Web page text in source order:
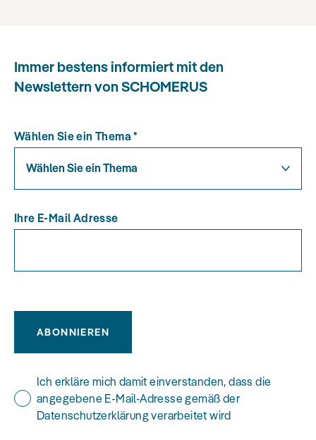
Immer bestens informiert mit den
Newslettern von SCHOMERUS
Wählen Sie ein Thema *
Wählen Sie ein Thema
Ihre E-Mail Adresse
ABONNIEREN
Ich erkläre mich damit einverstanden, dass die
angegebene E-Mail-Adresse gemäß der
Datenschutzerklärung verarbeitet wird